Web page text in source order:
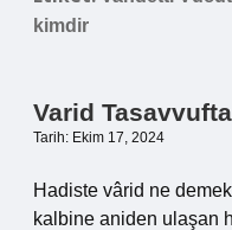
kimdir
Varid
Tarih: Ekim 17, 2024
Hadiste vârid ne
kalbine aniden ulaşan